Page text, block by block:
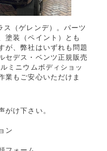
ス（ゲレンデ）。パーツ
塗装（ペイント）とも
が、弊社はいずれも問題
セデス・ベンツ正規販売
ミニウムボディショッ
業もご安心いただけま
がけ下さい。
ン